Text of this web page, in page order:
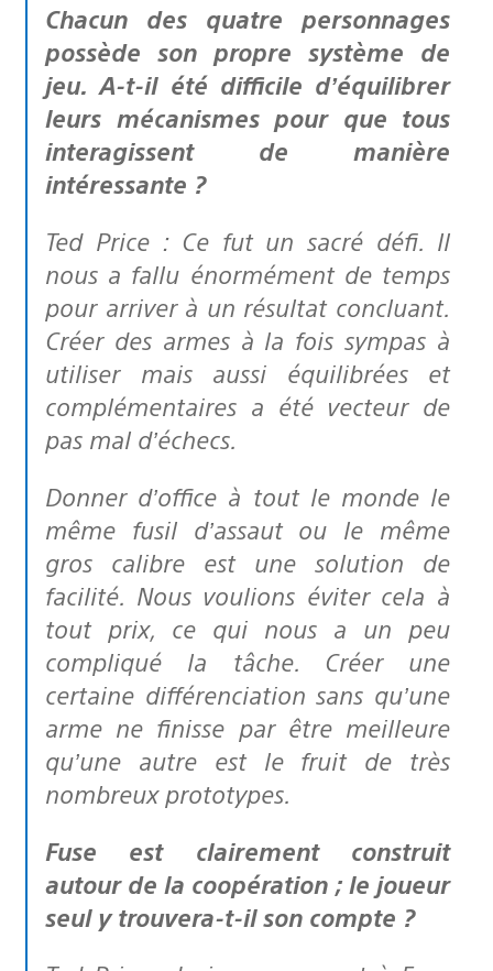
Chacun des quatre personnages
possède son propre système de
jeu. A-t-il été difficile d’équilibrer
leurs mécanismes pour que tous
interagissent de manière
intéressante ?
Ted Price : Ce fut un sacré défi. Il
nous a fallu énormément de temps
pour arriver à un résultat concluant.
Créer des armes à la fois sympas à
utiliser mais aussi équilibrées et
complémentaires a été vecteur de
pas mal d’échecs.
Donner d’office à tout le monde le
même fusil d’assaut ou le même
gros calibre est une solution de
facilité. Nous voulions éviter cela à
tout prix, ce qui nous a un peu
compliqué la tâche. Créer une
certaine différenciation sans qu’une
arme ne finisse par être meilleure
qu’une autre est le fruit de très
nombreux prototypes.
Fuse est clairement construit
autour de la coopération ; le joueur
seul y trouvera-t-il son compte ?